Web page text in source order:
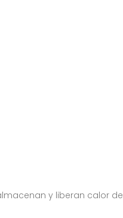
y liberan calor de